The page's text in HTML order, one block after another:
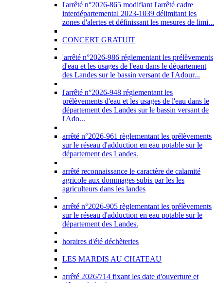
l'arrêté n°2026-865 modifiant l'arrêté cadre
interdépartemental 2023-1039 délimitant les
zones d'alertes et définissant les mesures de limi...
CONCERT GRATUIT
'arrêté n°2026-986 réglementant les prélèvements
d'eau et les usages de l'eau dans le département
des Landes sur le bassin versant de l'Adour...
l'arrêté n°2026-948 réglementant les
prélèvements d'eau et les usages de l'eau dans le
département des Landes sur le bassin versant de
l'Ado...
arrêté n°2026-961 règlementant les prélèvements
sur le réseau d'adduction en eau potable sur le
département des Landes.
arrêté reconnaissance le caractère de calamité
agricole aux dommages subis par les les
agriculteurs dans les landes
arrêté n°2026-905 règlementant les prélèvements
sur le réseau d'adduction en eau potable sur le
département des Landes.
horaires d'été déchèteries
LES MARDIS AU CHATEAU
arrêté 2026/714 fixant les date d'ouverture et